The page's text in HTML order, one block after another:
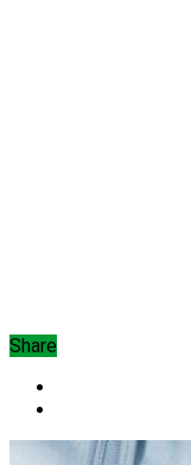
Share